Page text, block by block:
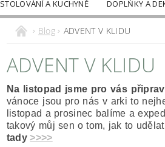
STOLOVÁNÍ A KUCHYNĚ DOPLŇKY A
DOBROTYBlog ADVENT V KLIDU
ADVENT V KLIDU
Na listopad jsme pro vás
vánoce jsou pro nás v arki to
listopad a prosinec balíme a
takový můj sen o tom, jak to
tady>>>>